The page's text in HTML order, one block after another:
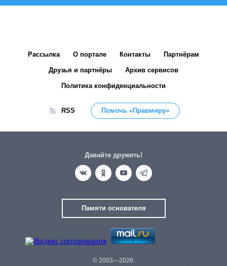
Рассылка О портале Контакты Партнёрам
Друзья и партнёры Архив сервисов
Политика конфиденциальности
RSS Помочь «Правмиру»
Давайте дружить!
Памяти основателя
© 2003—2026.